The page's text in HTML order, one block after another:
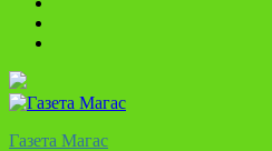
Газета Магас